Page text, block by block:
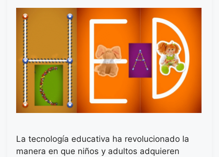
La tecnología educativa ha revolucionado la
manera en que niños y adultos adquieren